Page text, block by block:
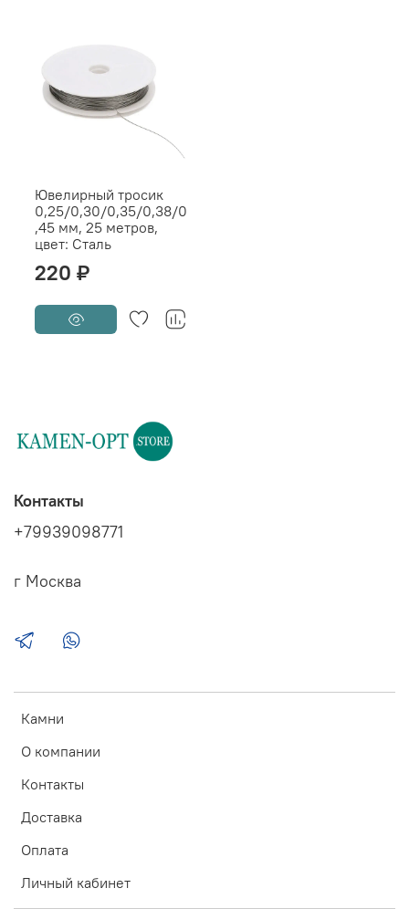
Ювелирный тросик
0,25/0,30/0,35/0,38/0
,45 мм, 25 метров,
цвет: Сталь
220 ₽
Камни
О компании
Контакты
Доставка
Оплата
Личный кабинет
Контакты
+79939098771
г Москва